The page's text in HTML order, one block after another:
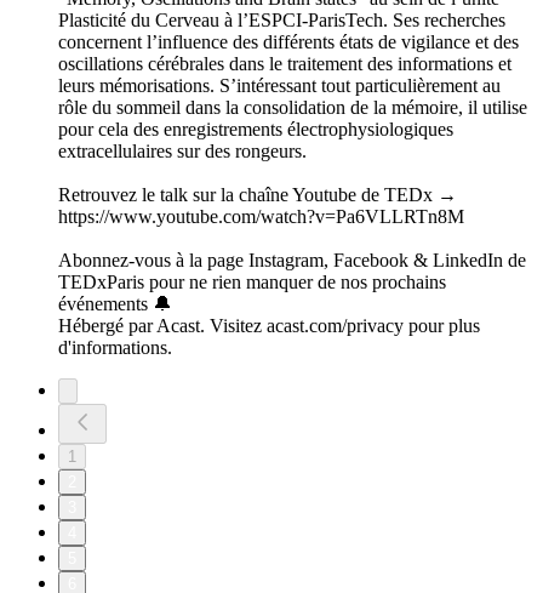
Plasticité du Cerveau à l’ESPCI-ParisTech. Ses recherches
concernent l’influence des différents états de vigilance et des
oscillations cérébrales dans le traitement des informations et
leurs mémorisations. S’intéressant tout particulièrement au
rôle du sommeil dans la consolidation de la mémoire, il utilise
pour cela des enregistrements électrophysiologiques
extracellulaires sur des rongeurs.
Retrouvez le talk sur la chaîne Youtube de TEDx →
https://www.youtube.com/watch?v=Pa6VLLRTn8M
Abonnez-vous à la page Instagram, Facebook & LinkedIn de
TEDxParis pour ne rien manquer de nos prochains
événements 🔔
Hébergé par Acast. Visitez acast.com/privacy pour plus
d'informations.
1